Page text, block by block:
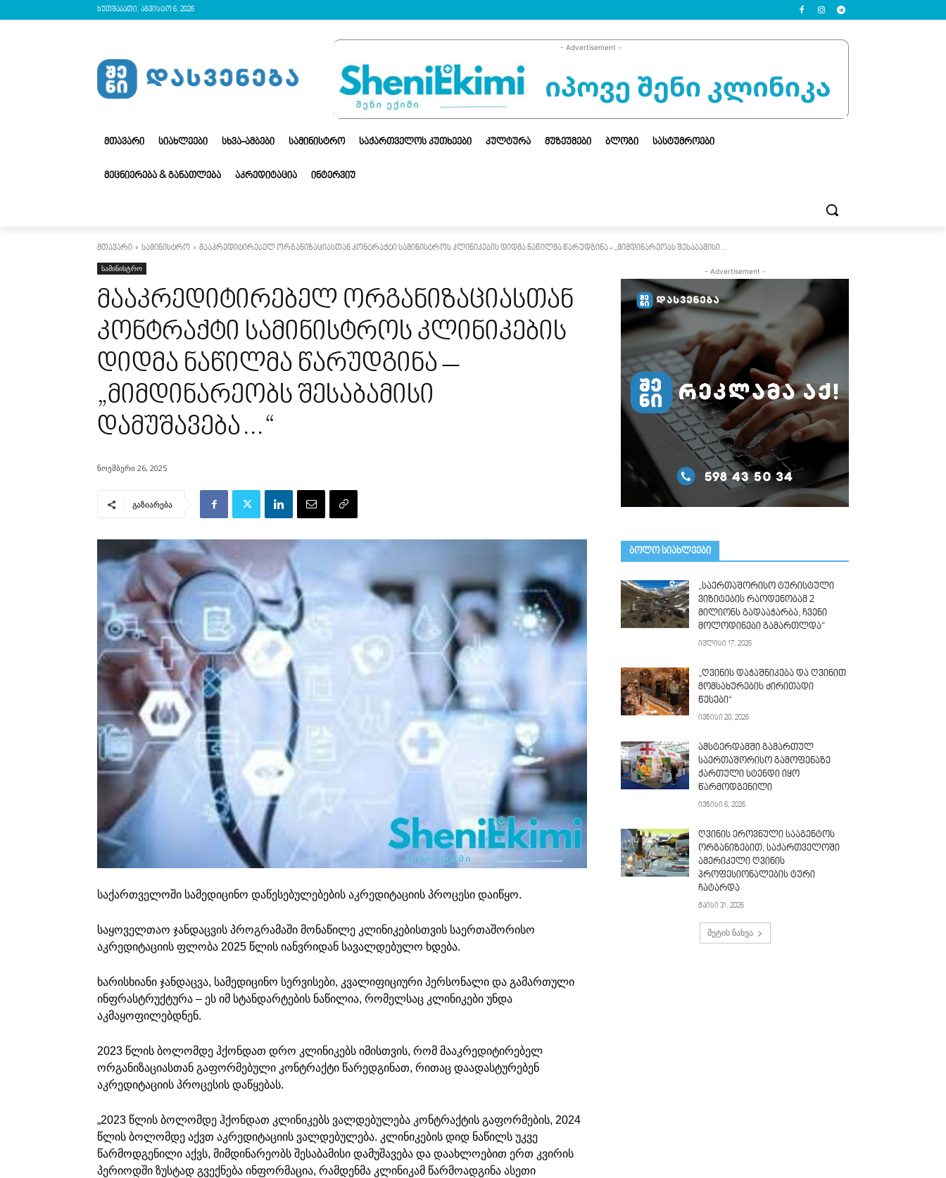
ხუთშაბათი, აგვისტო 6, 2026
- Advertisement -
ᲛᲗᲐᲕᲐᲠᲘ ᲡᲘᲐᲮᲚᲔᲔᲑᲘ ᲡᲮᲕᲐ-ᲐᲛᲑᲔᲑᲘ ᲡᲐᲛᲘᲜᲘᲡᲢᲠᲝ ᲡᲐᲥᲐᲠᲗᲕᲔᲚᲝᲡ ᲙᲣᲗᲮᲔᲔᲑᲘ ᲙᲣᲚᲢᲣᲠᲐ ᲛᲣᲖᲔᲣᲛᲔᲑᲘ ᲑᲚᲝᲒᲘ ᲡᲐᲡᲢᲣᲛᲠᲝᲔᲑᲘ
ᲛᲔᲪᲜᲘᲔᲠᲔᲑᲐ & ᲒᲐᲜᲐᲗᲚᲔᲑᲐ ᲐᲙᲠᲔᲓᲘᲢᲐᲪᲘᲐ ᲘᲜᲢᲔᲠᲕᲘᲣ
მთავარი სამინისტრო მააკრედიტირებელ ორგანიზაციასთან კონტრაქტი სამინისტროს კლინიკების დიდმა ნაწილმა წარუდგინა - „მიმდინარეობს შესაბამისი...
სამინისტრო
მააკრედიტირებელ ორგანიზაციასთან
კონტრაქტი სამინისტროს კლინიკების
დიდმა ნაწილმა წარუდგინა –
„მიმდინარეობს შესაბამისი
დამუშავება…“
ნოემბერი 26, 2025
გაზიარება
საქართველოში სამედიცინო დაწესებულებების აკრედიტაციის პროცესი დაიწყო.
საყოველთაო ჯანდაცვის პროგრამაში მონაწილე კლინიკებისთვის საერთაშორისო
აკრედიტაციის ფლობა 2025 წლის იანვრიდან სავალდებულო ხდება.
ხარისხიანი ჯანდაცვა, სამედიცინო სერვისები, კვალიფიციური პერსონალი და გამართული
ინფრასტრუქტურა – ეს იმ სტანდარტების ნაწილია, რომელსაც კლინიკები უნდა
აკმაყოფილებდნენ.
2023 წლის ბოლომდე ჰქონდათ დრო კლინიკებს იმისთვის, რომ მააკრედიტირებელ
ორგანიზაციასთან გაფორმებული კონტრაქტი წარედგინათ, რითაც დაადასტურებენ
აკრედიტაციის პროცესის დაწყებას.
„2023 წლის ბოლომდე ჰქონდათ კლინიკებს ვალდებულება კონტრაქტის გაფორმების, 2024
წლის ბოლომდე აქვთ აკრედიტაციის ვალდებულება. კლინიკების დიდ ნაწილს უკვე
წარმოდგენილი აქვს, მიმდინარეობს შესაბამისი დამუშავება და დაახლოებით ერთ კვირის
პერიოდში ზუსტად გვექნება ინფორმაცია, რამდენმა კლინიკამ წარმოადგინა ასეთი
- Advertisement -
ᲑᲝᲚᲝ ᲡᲘᲐᲮᲚᲔᲔᲑᲘ
„საერთაშორისო ტურისტული
ვიზიტების რაოდენობამ 2
მილიონს გადააჭარბა, ჩვენი
მოლოდინები გამართლდა“
ივლისი 17, 2026
„ღვინის დაჭაშნიკება და ღვინით
მომსახურების ძირითადი
წესები“
ივნისი 20, 2026
ამსტერდამში გამართულ
საერთაშორისო გამოფენაზე
ქართული სტენდი იყო
წარმოდგენილი
ივნისი 6, 2026
ღვინის ეროვნული სააგენტოს
ორგანიზებით, საქართველოში
ამერიკელი ღვინის
პროფესიონალების ტური
ჩატარდა
მაისი 31, 2026
მეტის ნახვა